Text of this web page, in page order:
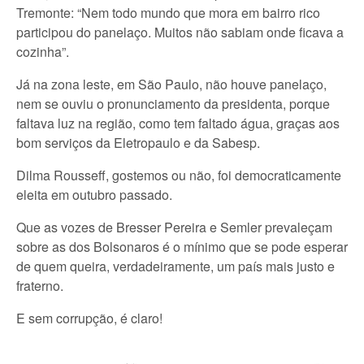
Tremonte: “Nem todo mundo que mora em bairro rico
participou do panelaço. Muitos não sabiam onde ficava a
cozinha”.
Já na zona leste, em São Paulo, não houve panelaço,
nem se ouviu o pronunciamento da presidenta, porque
faltava luz na região, como tem faltado água, graças aos
bom serviços da Eletropaulo e da Sabesp.
Dilma Rousseff, gostemos ou não, foi democraticamente
eleita em outubro passado.
Que as vozes de Bresser Pereira e Semler prevaleçam
sobre as dos Bolsonaros é o mínimo que se pode esperar
de quem queira, verdadeiramente, um país mais justo e
fraterno.
E sem corrupção, é claro!